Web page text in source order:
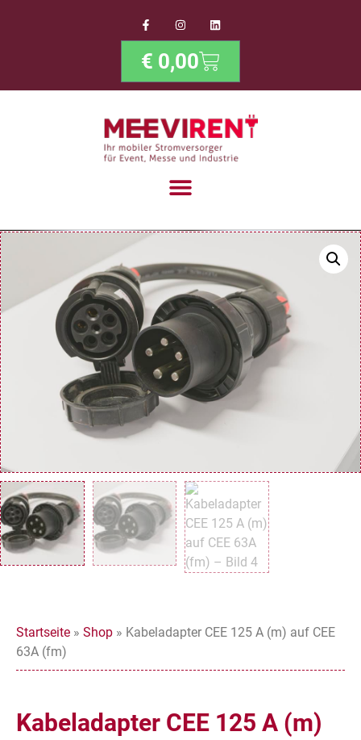
€ 0,00
Startseite » Shop » Kabeladapter CEE 125 A (m) auf CEE
63A (fm)
Kabeladapter CEE 125 A (m)